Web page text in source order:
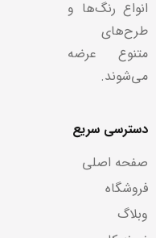
انواع رنگ‌ها و
طرح‌های
متنوع عرضه
می‌شوند.
دسترسی سریع
صفحه اصلی
فروشگاه
وبلاگ